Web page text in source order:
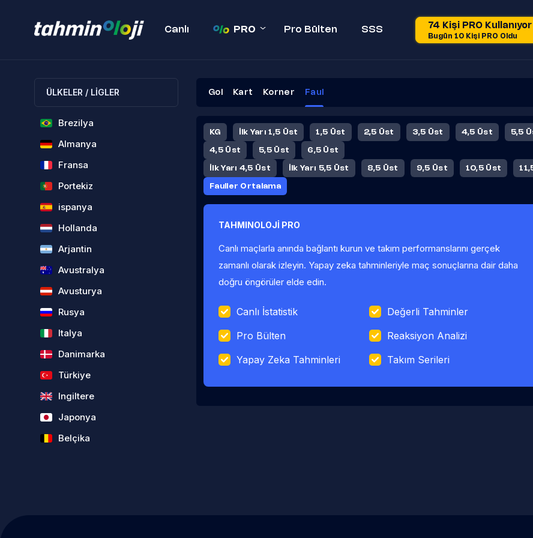
Canlı PRO Pro Bülten SSS 74 Kişi PRO Kullanıyor
Bugün 10 Kişi PRO Oldu
ÜLKELER / LİGLER
Brezilya
Almanya
Fransa
Portekiz
ispanya
Hollanda
Arjantin
Avustralya
Avusturya
Rusya
Italya
Danimarka
Türkiye
Ingiltere
Japonya
Belçika
Gol Kart Korner Faul
KG İlk Yarı 1,5 Üst 1,5 Üst 2,5 Üst 3,5 Üst 4,5 Üst 5,5
4,5 Üst 5,5 Üst 6,5 Üst
İlk Yarı 4,5 Üst İlk Yarı 5,5 Üst 8,5 Üst 9,5 Üst 10,5 Üst
Fauller Ortalama
TAHMINOLOJİ PRO
Canlı maçlarla anında bağlantı kurun ve takım performanslarını gerçek
zamanlı olarak izleyin. Yapay zeka tahminleriyle maç sonuçlarına dair daha
doğru öngörüler elde edin.
Canlı İstatistik
Değerli Tahminler
Pro Bülten
Reaksiyon Analizi
Yapay Zeka Tahminleri
Takım Serileri